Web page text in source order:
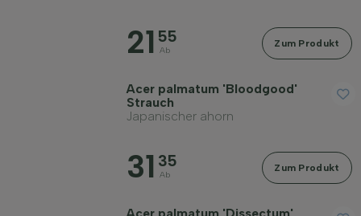
21 55
Ab
Zum Produkt
Acer palmatum 'Bloodgood'
Strauch
Japanischer ahorn
31 35
Ab
Zum Produkt